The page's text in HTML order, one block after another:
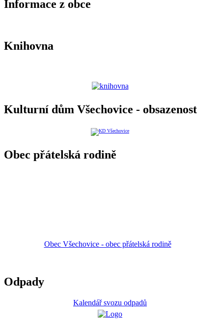
Informace z obce
Knihovna
Kulturní dům Všechovice - obsazenost
Obec přátelská rodině
Obec Všechovice - obec přátelská rodině
Odpady
Kalendář svozu odpadů